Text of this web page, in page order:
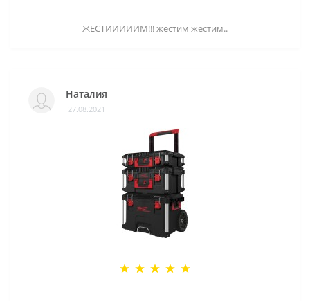
ЖЕСТИИИИИМ!!! жестим жестим..
Наталия
27.08.2021